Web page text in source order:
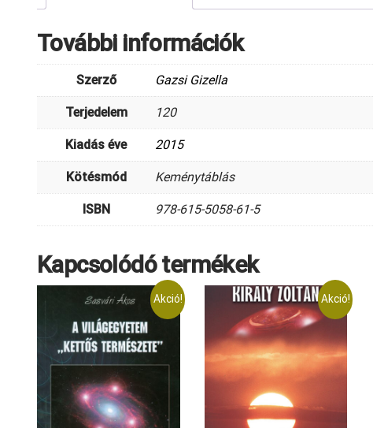
További információk
Szerző Gazsi Gizella
Terjedelem 120
Kiadás éve 2015
Kötésmód Keménytáblás
ISBN 978-615-5058-61-5
Kapcsolódó termékek
Akció! Akció!